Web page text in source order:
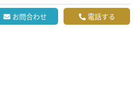
お問合わせ 電話する